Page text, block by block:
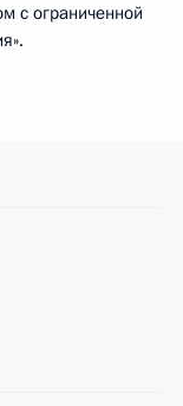
с ограниченной